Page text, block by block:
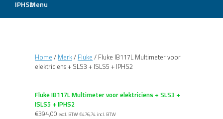
Menu
Home / Merk/ Fluke / Fluke IB117L Multimeter voor
elektriciens + SLS3 + ISLS5 + IPHS2
Fluke IB117L Multimeter voor elektriciens + SLS3 +
ISLS5 + IPHS2
€394,00 excl. BTW €476,74 incl. BTW